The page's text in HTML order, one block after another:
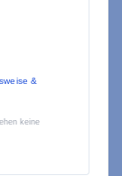
&
keine